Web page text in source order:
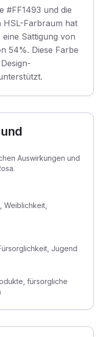
#FF1493 und die
HSL-Farbraum hat
Sättigung von
54%. Diese Farbe
Auswirkungen und
Weiblichkeit,
Jugend
fürsorgliche